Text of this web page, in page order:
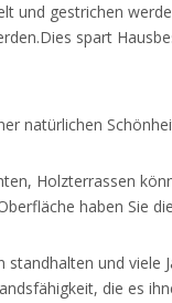
und gestrichen
spart
natürlichen
Holzterrassen
haben Sie
und viele
die es